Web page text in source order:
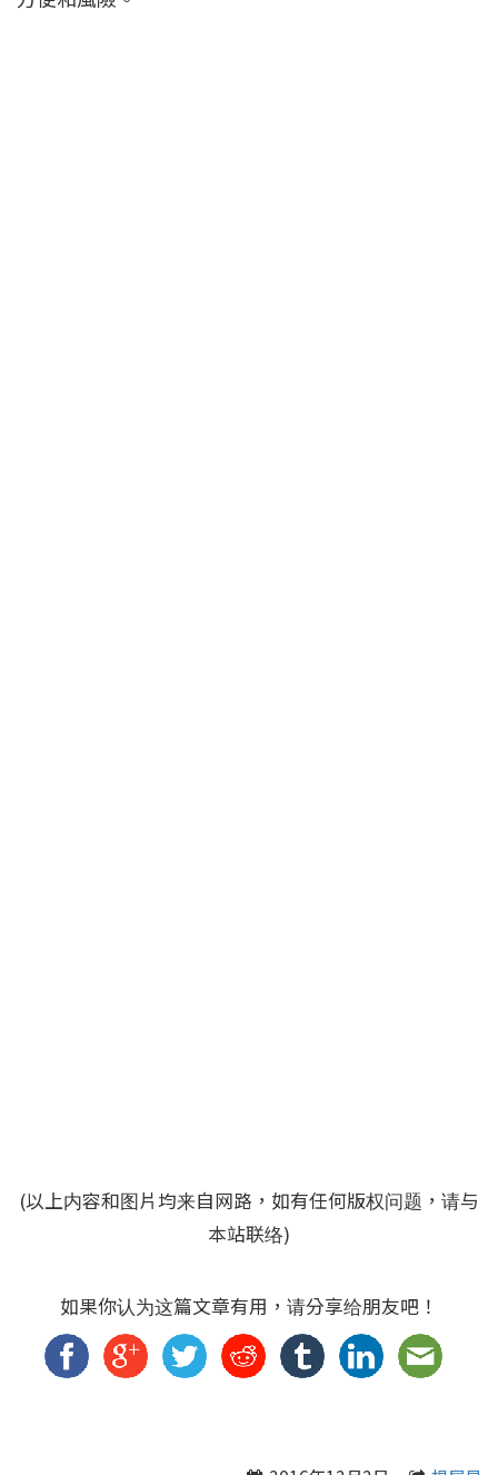
(以上内容和图片均来自网路，如有任何版权问题，请与
本站联络)
如果你认为这篇文章有用，请分享给朋友吧！